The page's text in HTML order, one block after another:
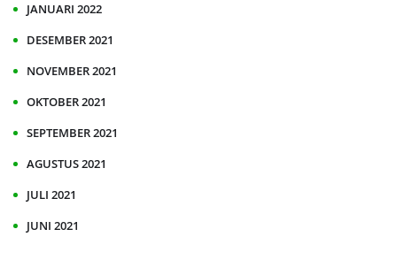
JANUARI 2022
DESEMBER 2021
NOVEMBER 2021
OKTOBER 2021
SEPTEMBER 2021
AGUSTUS 2021
JULI 2021
JUNI 2021